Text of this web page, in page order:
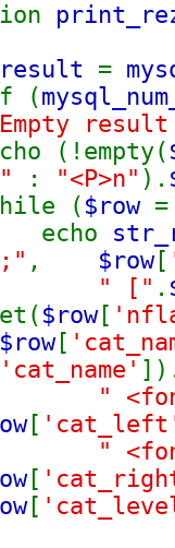
=
(
(!empty(
: "<P>n" ).
( $row
, $row[
" [" .
$row[
$row[
'cat_name'
"
[
"
[
[